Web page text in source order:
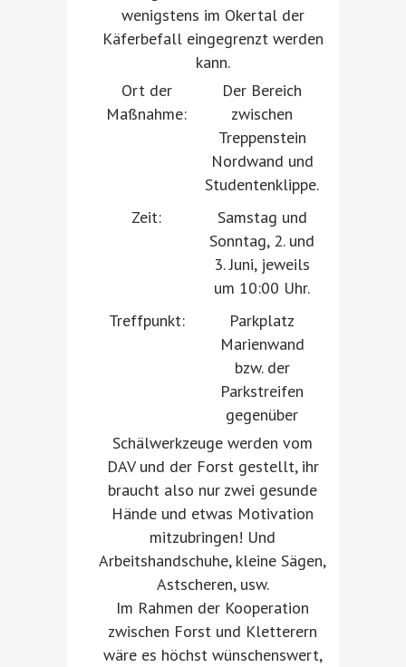
wenigstens im Okertal der
Käferbefall eingegrenzt werden
kann.
Ort der
Maßnahme:
Der Bereich
zwischen
Treppenstein
Nordwand und
Studentenklippe.
Zeit:
Samstag und
Sonntag, 2. und
3. Juni, jeweils
um 10:00 Uhr.
Treffpunkt:
Parkplatz
Marienwand
bzw. der
Parkstreifen
gegenüber
Schälwerkzeuge werden vom
DAV und der Forst gestellt, ihr
braucht also nur zwei gesunde
Hände und etwas Motivation
mitzubringen! Und
Arbeitshandschuhe, kleine Sägen,
Astscheren, usw.
Im Rahmen der Kooperation
zwischen Forst und Kletterern
wäre es höchst wünschenswert,